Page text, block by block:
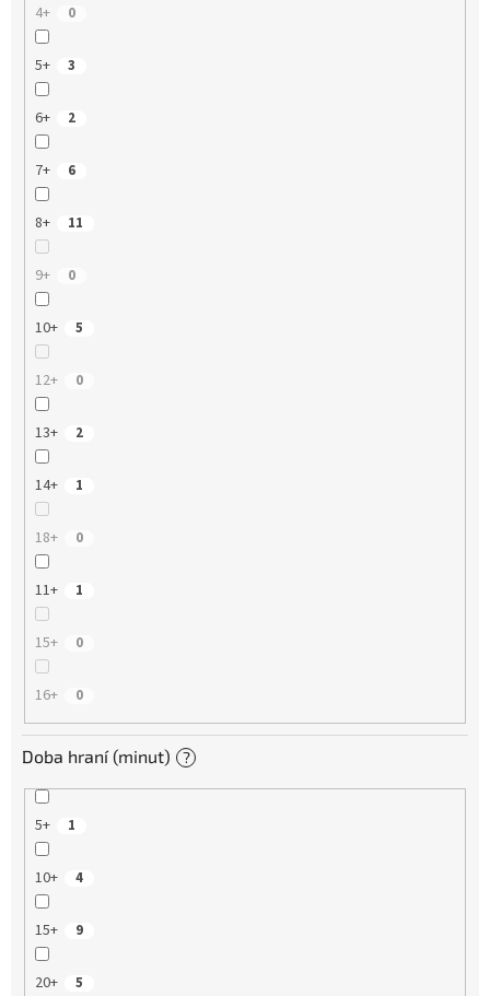
4+ 0
5+ 3
6+ 2
7+ 6
8+ 11
9+ 0
10+ 5
12+ 0
13+ 2
14+ 1
18+ 0
11+ 1
15+ 0
16+ 0
Doba hraní (minut) ?
5+ 1
10+ 4
15+ 9
20+ 5